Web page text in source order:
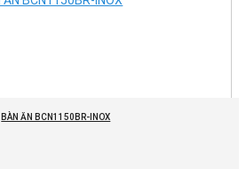
BÀN ĂN BCN1150BR-INOX